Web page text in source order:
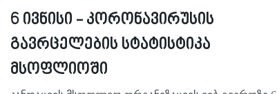
6 ივნისი - კორონავირუსის
გავრცელების სტატისტიკა
მსოფლიოში